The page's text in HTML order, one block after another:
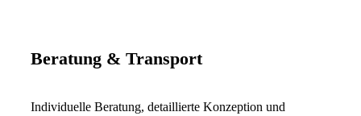
Beratung & Transport
Individuelle Beratung, detaillierte Konzeption und